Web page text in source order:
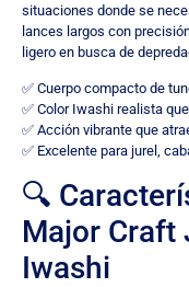
situaciones donde se
lances largos con
ligero en busca de
✅ Cuerpo compacto de
✅ Color Iwashi realista
✅ Acción vibrante que
✅ Excelente para jurel,
🔍
Major Craft
Iwashi